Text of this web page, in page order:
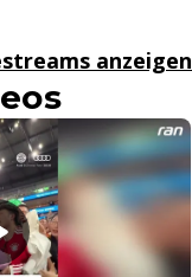
anzeigen